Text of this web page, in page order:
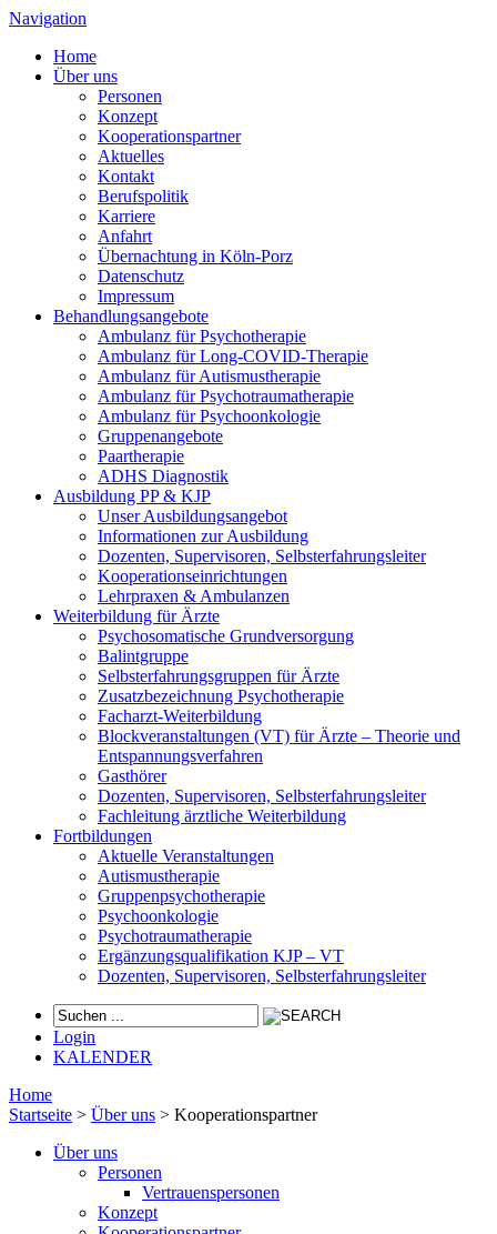
Navigation
Home
Über uns
Personen
Konzept
Kooperationspartner
Aktuelles
Kontakt
Berufspolitik
Karriere
Anfahrt
Übernachtung in Köln-Porz
Datenschutz
Impressum
Behandlungsangebote
Ambulanz für Psychotherapie
Ambulanz für Long-COVID-Therapie
Ambulanz für Autismustherapie
Ambulanz für Psychotraumatherapie
Ambulanz für Psychoonkologie
Gruppenangebote
Paartherapie
ADHS Diagnostik
Ausbildung PP & KJP
Unser Ausbildungsangebot
Informationen zur Ausbildung
Dozenten, Supervisoren, Selbsterfahrungsleiter
Kooperationseinrichtungen
Lehrpraxen & Ambulanzen
Weiterbildung für Ärzte
Psychosomatische Grundversorgung
Balintgruppe
Selbsterfahrungsgruppen für Ärzte
Zusatzbezeichnung Psychotherapie
Facharzt-Weiterbildung
Blockveranstaltungen (VT) für Ärzte – Theorie und
Entspannungsverfahren
Gasthörer
Dozenten, Supervisoren, Selbsterfahrungsleiter
Fachleitung ärztliche Weiterbildung
Fortbildungen
Aktuelle Veranstaltungen
Autismustherapie
Gruppenpsychotherapie
Psychoonkologie
Psychotraumatherapie
Ergänzungsqualifikation KJP – VT
Dozenten, Supervisoren, Selbsterfahrungsleiter
Login
KALENDER
Home
Startseite > Über uns > Kooperationspartner
Über uns
Personen
Vertrauenspersonen
Konzept